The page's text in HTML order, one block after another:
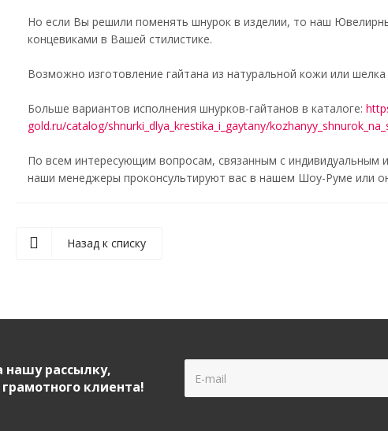
Но если Вы решили поменять шнурок в изделии, то наш
концевиками в Вашей стилистике.
Возможно изготовление гайтана из натуральной кожи или шелка
Больше вариантов исполнения шнурков-гайтанов в каталоге:
gold.ru/catalog/shnurki_dlya_krestika_i_gaytany/
По всем интересующим вопросам, связанным с индивидуальным
наши менеджеры проконсультируют вас в нашем Шоу-Руме или
Назад к списку
рассылку,
клиента!